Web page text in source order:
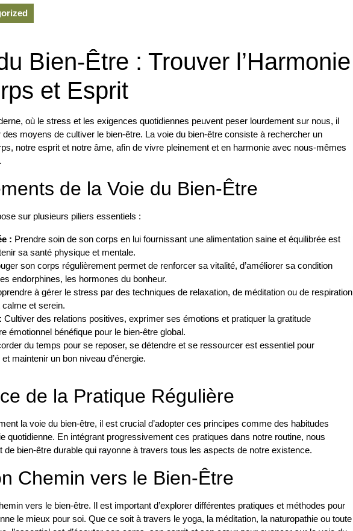
Bien-Être : Trouver l’Harmonie
et Esprit
où le stress et les exigences quotidiennes peuvent peser lourdement sur nous, il
moyens de cultiver le bien-être. La voie du bien-être consiste à rechercher un
notre esprit et notre âme, afin de vivre pleinement et en harmonie avec nous-mêmes
de la Voie du Bien-Être
sur plusieurs piliers essentiels :
: Prendre soin de son corps en lui fournissant une alimentation saine et équilibrée est
sa santé physique et mentale.
son corps régulièrement permet de renforcer sa vitalité, d’améliorer sa condition
endorphines, les hormones du bonheur.
à gérer le stress par des techniques de relaxation, de méditation ou de respiration
calme et serein.
Cultiver des relations positives, exprimer ses émotions et pratiquer la gratitude
émotionnel bénéfique pour le bien-être global.
du temps pour se reposer, se détendre et se ressourcer est essentiel pour
maintenir un bon niveau d’énergie.
de la Pratique Régulière
la voie du bien-être, il est crucial d’adopter ces principes comme des habitudes
quotidienne. En intégrant progressivement ces pratiques dans notre routine, nous
de bien-être durable qui rayonne à travers tous les aspects de notre existence.
Chemin vers le Bien-Être
vers le bien-être. Il est important d’explorer différentes pratiques et méthodes pour
le mieux pour soi. Que ce soit à travers le yoga, la méditation, la naturopathie ou toute